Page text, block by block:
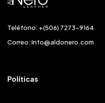
Teléfono: +(506) 7273-9164
Correo:Info@aldonero.com
Políticas